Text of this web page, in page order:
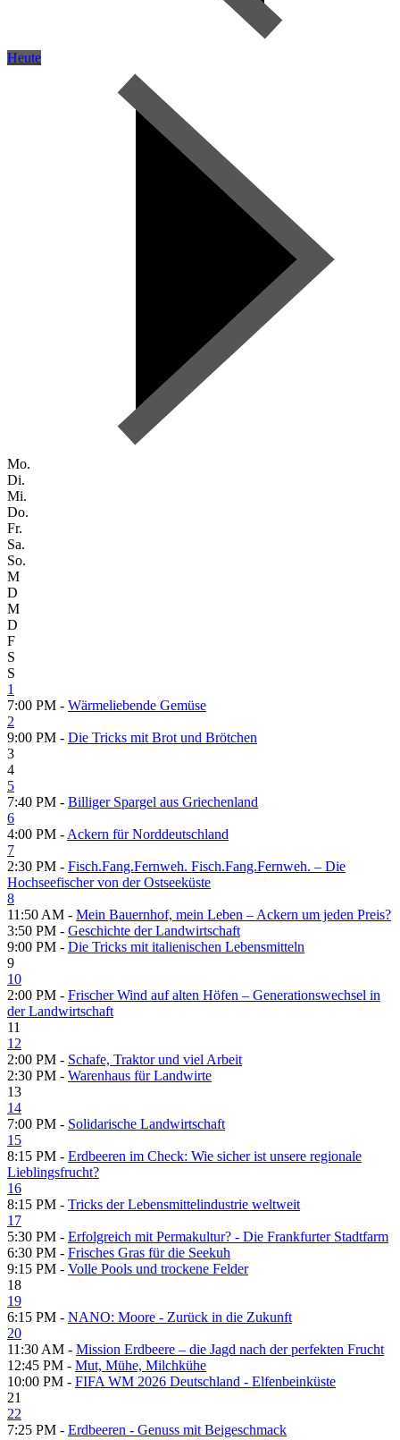
Heute
Mo.
Di.
Mi.
Do.
Fr.
Sa.
So.
M
D
M
D
F
S
S
1
7:00 PM - Wärmeliebende Gemüse
2
9:00 PM - Die Tricks mit Brot und Brötchen
3
4
5
7:40 PM - Billiger Spargel aus Griechenland
6
4:00 PM - Ackern für Norddeutschland
7
2:30 PM - Fisch.Fang.Fernweh. Fisch.Fang.Fernweh. – Die
Hochseefischer von der Ostseeküste
8
11:50 AM - Mein Bauernhof, mein Leben – Ackern um jeden Preis?
3:50 PM - Geschichte der Landwirtschaft
9:00 PM - Die Tricks mit italienischen Lebensmitteln
9
10
2:00 PM - Frischer Wind auf alten Höfen – Generationswechsel in
der Landwirtschaft
11
12
2:00 PM - Schafe, Traktor und viel Arbeit
2:30 PM - Warenhaus für Landwirte
13
14
7:00 PM - Solidarische Landwirtschaft
15
8:15 PM - Erdbeeren im Check: Wie sicher ist unsere regionale
Lieblingsfrucht?
16
8:15 PM - Tricks der Lebensmittelindustrie weltweit
17
5:30 PM - Erfolgreich mit Permakultur? - Die Frankfurter Stadtfarm
6:30 PM - Frisches Gras für die Seekuh
9:15 PM - Volle Pools und trockene Felder
18
19
6:15 PM - NANO: Moore - Zurück in die Zukunft
20
11:30 AM - Mission Erdbeere – die Jagd nach der perfekten Frucht
12:45 PM - Mut, Mühe, Milchkühe
10:00 PM - FIFA WM 2026 Deutschland - Elfenbeinküste
21
22
7:25 PM - Erdbeeren - Genuss mit Beigeschmack